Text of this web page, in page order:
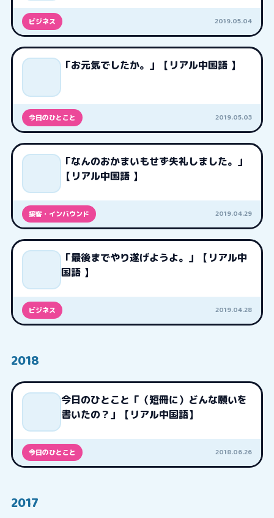
ビジネス 2019.05.04
「お元気でしたか。」【リアル中国語 】
今日のひとこと 2019.05.03
「なんのおかまいもせず失礼しました。」
【リアル中国語 】
接客・インバウンド 2019.04.29
「最後までやり遂げようよ。」【リアル中
国語 】
ビジネス 2019.04.28
2018
今日のひとこと「（短冊に）どんな願いを
書いたの？」【リアル中国語】
今日のひとこと 2018.06.26
2017